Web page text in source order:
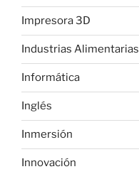
Impresora 3D
Industrias Alimentarias
Informática
Inglés
Inmersión
Innovación